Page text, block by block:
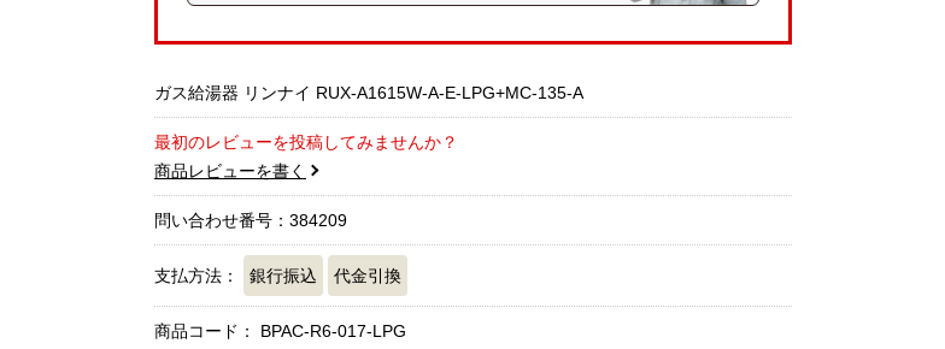
ガス給湯器 リンナイ RUX-A1615W-A-E-LPG+MC-135-A
最初のレビューを投稿してみませんか？
商品レビューを書く
問い合わせ番号：384209
支払方法： 銀行振込 代金引換
商品コード： BPAC-R6-017-LPG